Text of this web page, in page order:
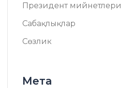
Президент мийнетлери
Сабақлықлар
Сөзлик
Мета